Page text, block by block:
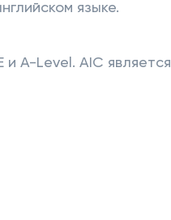
языке.
A-Level. AIC является